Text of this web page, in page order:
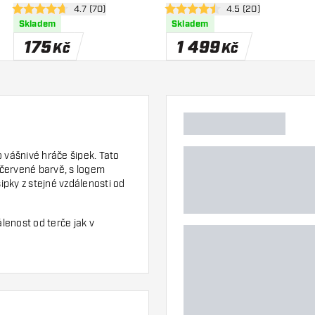
otevřít panel recenzí
4.7 hodnoticí hvězdičky
4.7 (70)
Skladem
175Kč
otevřít panel recenzí
4.5 hodnoticí hvězdičky
4.5 (20)
Skladem
1 499Kč
hráče šipek. Tato
barvě, s logem
z stejné vzdálenosti od
od terče jak v